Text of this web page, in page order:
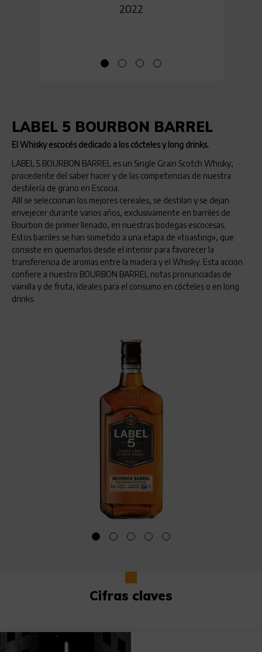
2022
LABEL 5 BOURBON BARREL
El Whisky escocés dedicado a los cócteles y long drinks.
LABEL 5 BOURBON BARREL es un Single Grain Scotch Whisky,
procedente del saber hacer y de las competencias de nuestra
destilería de grano en Escocia.
Allí se seleccionan los mejores cereales, se destilan y se dejan
envejecer durante varios años, exclusivamente en barriles de
Bourbon de primer llenado, en nuestras bodegas escocesas.
Estos barriles se han sometido a una etapa de «toasting», que
consiste en quemarlos desde el interior para favorecer la
transferencia de aromas entre la madera y el Whisky. Esta acción
confiere a nuestro BOURBON BARREL notas pronunciadas de
vainilla y de fruta, ideales para el consumo en cócteles o en long
drinks.
Cifras claves